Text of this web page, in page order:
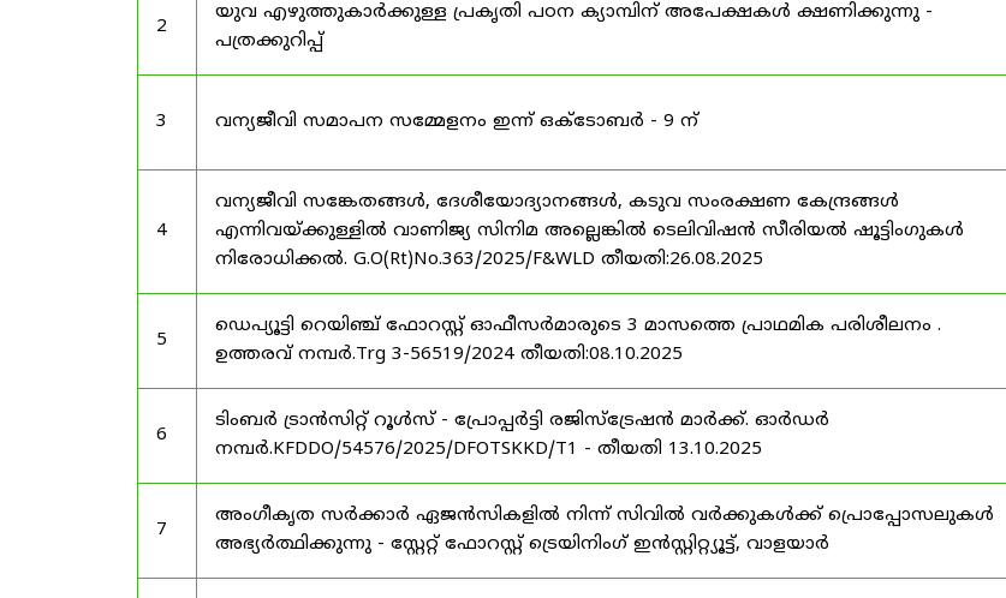
2
യുവ എഴുത്തുകാർക്കുള്ള പ്രകൃതി പഠന ക്യാമ്പിന് അപേക്ഷകൾ ക്ഷണിക്കുന്നു -
പത്രക്കുറിപ്പ്
3 വന്യജീവി സമാപന സമ്മേളനം ഇന്ന് ഒക്ടോബർ - 9 ന്
4
വന്യജീവി സങ്കേതങ്ങൾ, ദേശീയോദ്യാനങ്ങൾ, കടുവ സംരക്ഷണ കേന്ദ്രങ്ങൾ
എന്നിവയ്ക്കുള്ളിൽ വാണിജ്യ സിനിമ അല്ലെങ്കിൽ ടെലിവിഷൻ സീരിയൽ ഷൂട്ടിംഗുകൾ
നിരോധിക്കൽ. G.O(Rt)No.363/2025/F&WLD തീയതി:26.08.2025
5
ഡെപ്യൂട്ടി റെയിഞ്ച് ഫോറസ്റ്റ് ഓഫീസർമാരുടെ 3 മാസത്തെ പ്രാഥമിക പരിശീലനം .
ഉത്തരവ് നമ്പർ.Trg 3-56519/2024 തീയതി:08.10.2025
6
ടിംബർ ട്രാൻസിറ്റ് റൂൾസ് - പ്രോപ്പർട്ടി രജിസ്ട്രേഷൻ മാർക്ക്. ഓർഡർ
നമ്പർ.KFDDO/54576/2025/DFOTSKKD/T1 - തീയതി 13.10.2025
7
അംഗീകൃത സർക്കാർ ഏജൻസികളിൽ നിന്ന് സിവിൽ വർക്കുകൾക്ക് പ്രൊപ്പോസലുകൾ
അഭ്യർത്ഥിക്കുന്നു - സ്റ്റേറ്റ് ഫോറസ്റ്റ് ട്രെയിനിംഗ് ഇൻസ്റ്റിറ്റ്യൂട്ട്, വാളയാർ